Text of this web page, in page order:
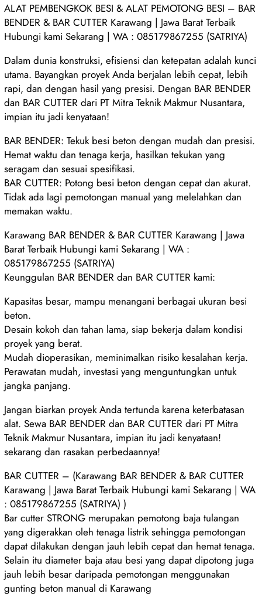
ALAT PEMBENGKOK BESI & ALAT PEMOTONG BESI – BAR
BENDER & BAR CUTTER Karawang | Jawa Barat Terbaik
Hubungi kami Sekarang | WA : 085179867255 (SATRIYA)
Dalam dunia konstruksi, efisiensi dan ketepatan adalah kunci
utama. Bayangkan proyek Anda berjalan lebih cepat, lebih
rapi, dan dengan hasil yang presisi. Dengan BAR BENDER
dan BAR CUTTER dari PT Mitra Teknik Makmur Nusantara,
impian itu jadi kenyataan!
BAR BENDER: Tekuk besi beton dengan mudah dan presisi.
Hemat waktu dan tenaga kerja, hasilkan tekukan yang
seragam dan sesuai spesifikasi.
BAR CUTTER: Potong besi beton dengan cepat dan akurat.
Tidak ada lagi pemotongan manual yang melelahkan dan
memakan waktu.
Karawang BAR BENDER & BAR CUTTER Karawang | Jawa
Barat Terbaik Hubungi kami Sekarang | WA :
085179867255 (SATRIYA)
Keunggulan BAR BENDER dan BAR CUTTER kami:
Kapasitas besar, mampu menangani berbagai ukuran besi
beton.
Desain kokoh dan tahan lama, siap bekerja dalam kondisi
proyek yang berat.
Mudah dioperasikan, meminimalkan risiko kesalahan kerja.
Perawatan mudah, investasi yang menguntungkan untuk
jangka panjang.
Jangan biarkan proyek Anda tertunda karena keterbatasan
alat. Sewa BAR BENDER dan BAR CUTTER dari PT Mitra
Teknik Makmur Nusantara, impian itu jadi kenyataan!
sekarang dan rasakan perbedaannya!
BAR CUTTER – (Karawang BAR BENDER & BAR CUTTER
Karawang | Jawa Barat Terbaik Hubungi kami Sekarang | WA
: 085179867255 (SATRIYA) )
Bar cutter STRONG merupakan pemotong baja tulangan
yang digerakkan oleh tenaga listrik sehingga pemotongan
dapat dilakukan dengan jauh lebih cepat dan hemat tenaga.
Selain itu diameter baja atau besi yang dapat dipotong juga
jauh lebih besar daripada pemotongan menggunakan
gunting beton manual di Karawang